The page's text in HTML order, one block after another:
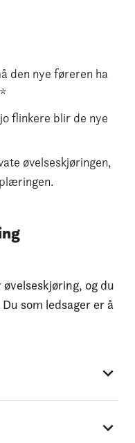
den nye føreren ha
flinkere blir de nye
øvelseskjøringen,
og du
som ledsager er å